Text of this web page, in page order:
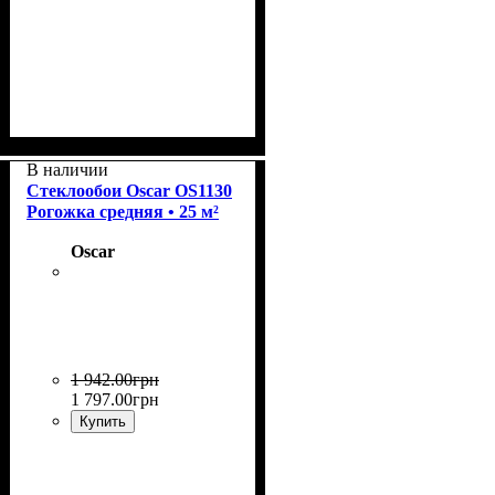
В наличии
Стеклообои Oscar OS1130
Рогожка средняя • 25 м²
Oscar
1 942.00грн
1 797.00грн
Купить